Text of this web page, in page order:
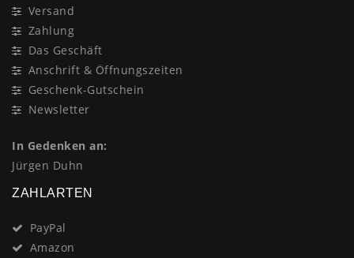
Versand
Zahlung
Das Geschäft
Anschrift & Öffnungszeiten
Geschenk-Gutschein
Newsletter
In Gedenken an:
Jürgen Duhn
ZAHLARTEN
PayPal
Amazon